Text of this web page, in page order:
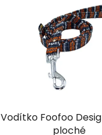
Vodítko Foofoo
ploché